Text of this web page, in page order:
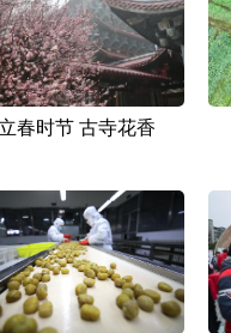
立春时节 古寺花香